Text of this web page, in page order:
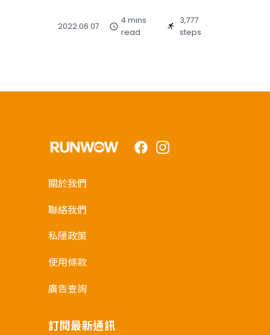
2022.06.07
4 mins
read
3,777
steps
FacebookInstagram
關於我們
聯絡我們
私隱政策
使用條款
廣告查詢
訂閱最新通訊